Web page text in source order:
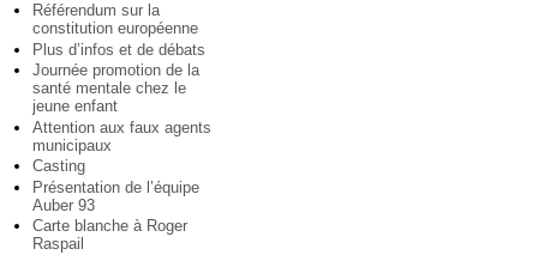
Référendum sur la
constitution européenne
Plus d’infos et de débats
Journée promotion de la
santé mentale chez le
jeune enfant
Attention aux faux agents
municipaux
Casting
Présentation de l’équipe
Auber 93
Carte blanche à Roger
Raspail